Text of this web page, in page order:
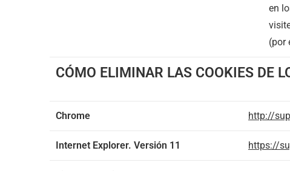
en
(por
CÓMO ELIMINAR LAS COOKIES DE
Chrome http://
Internet Explorer. Versión 11 https://